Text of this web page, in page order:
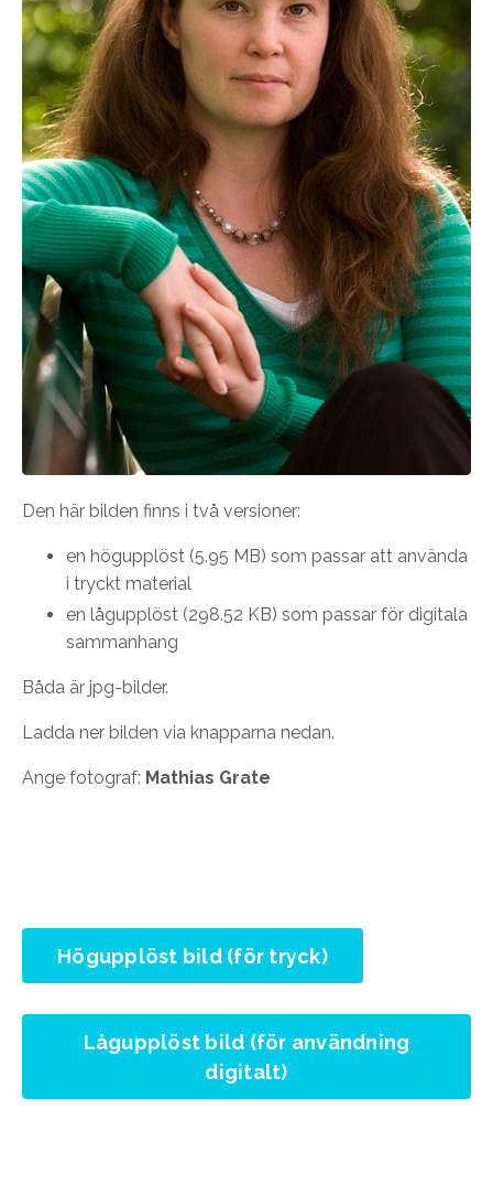
Den här bilden finns i två versioner:
en högupplöst (5.95 MB) som passar att använda
i tryckt material
en lågupplöst (298.52 KB) som passar för digitala
sammanhang
Båda är jpg-bilder.
Ladda ner bilden via knapparna nedan.
Ange fotograf: Mathias Grate
Högupplöst bild (för tryck)
Lågupplöst bild (för användning
digitalt)